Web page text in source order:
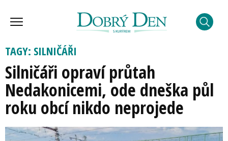
TAGY: SILNIČÁŘI
Silničáři opraví průtah
Nedakonicemi, ode dneška půl
roku obcí nikdo neprojede